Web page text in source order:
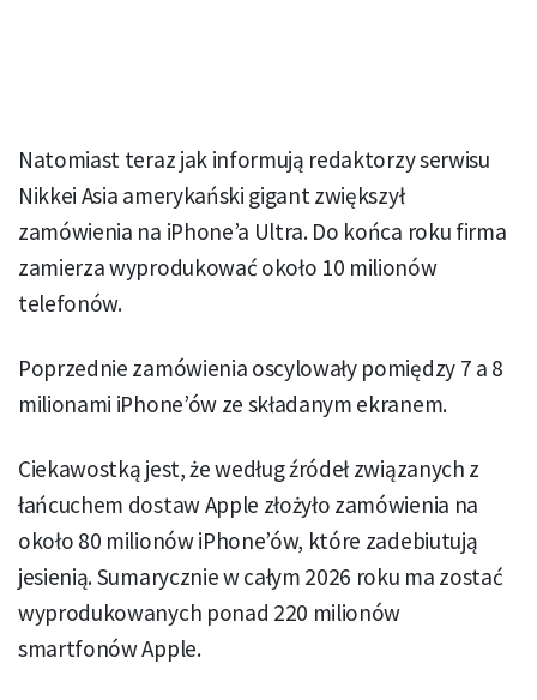
Natomiast teraz jak informują redaktorzy serwisu
Nikkei Asia amerykański gigant zwiększył
zamówienia na iPhone’a Ultra. Do końca roku firma
zamierza wyprodukować około 10 milionów
telefonów.
Poprzednie zamówienia oscylowały pomiędzy 7 a 8
milionami iPhone’ów ze składanym ekranem.
Ciekawostką jest, że według źródeł związanych z
łańcuchem dostaw Apple złożyło zamówienia na
około 80 milionów iPhone’ów, które zadebiutują
jesienią. Sumarycznie w całym 2026 roku ma zostać
wyprodukowanych ponad 220 milionów
smartfonów Apple.